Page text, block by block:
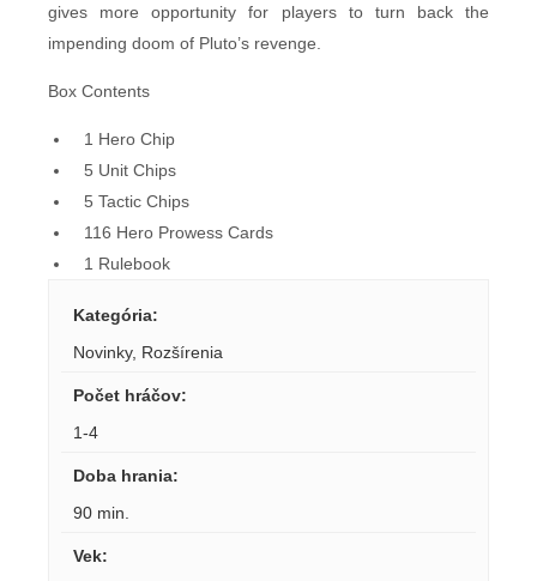
gives more opportunity for players to turn back the
impending doom of Pluto’s revenge.
Box Contents
1 Hero Chip
5 Unit Chips
5 Tactic Chips
116 Hero Prowess Cards
1 Rulebook
Kategória:
Novinky, Rozšírenia
Počet hráčov:
1-4
Doba hrania:
90 min.
Vek: